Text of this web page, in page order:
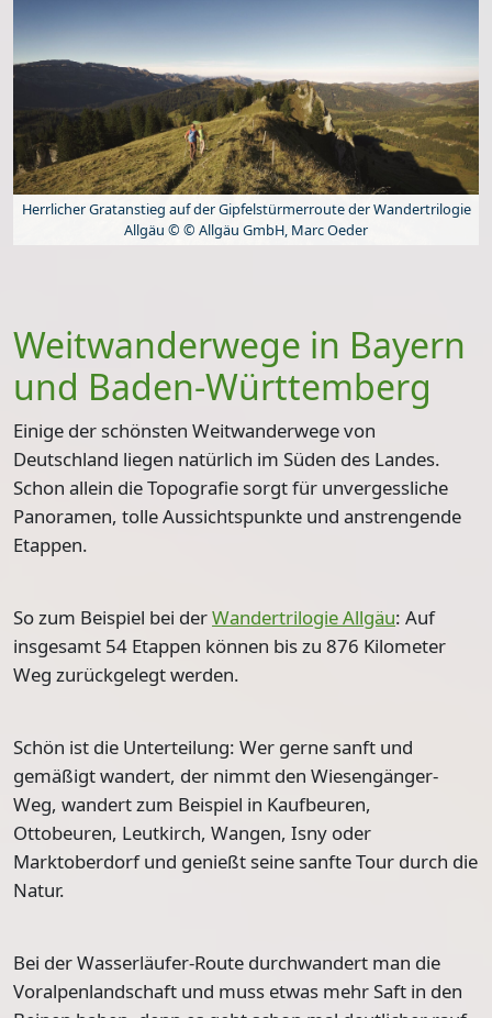
Herrlicher Gratanstieg auf der Gipfelstürmerroute der Wandertrilogie
Allgäu © © Allgäu GmbH, Marc Oeder
Weitwanderwege in Bayern
und Baden-Württemberg
Einige der schönsten Weitwanderwege von
Deutschland liegen natürlich im Süden des Landes.
Schon allein die Topografie sorgt für unvergessliche
Panoramen, tolle Aussichtspunkte und anstrengende
Etappen.
So zum Beispiel bei derWandertrilogie Allgäu: Auf
insgesamt 54 Etappen können bis zu 876 Kilometer
Weg zurückgelegt werden.
Schön ist die Unterteilung: Wer gerne sanft und
gemäßigt wandert, der nimmt den Wiesengänger-
Weg, wandert zum Beispiel in Kaufbeuren,
Ottobeuren, Leutkirch, Wangen, Isny oder
Marktoberdorf und genießt seine sanfte Tour durch die
Natur.
Bei derWasserläufer-Route durchwandert man die
Voralpenlandschaft und muss etwas mehr Saft in den